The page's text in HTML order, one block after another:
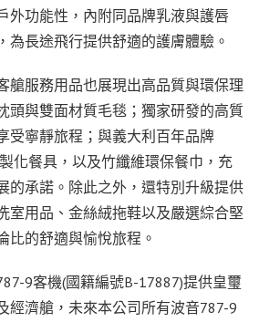
外功能性，內附同品牌乳液與護唇
為長途飛行提供舒適的護膚體驗。
艙服務用品也展現出高品質與環保理
頭與雙面材質毛毯；獨家研發的高質
受寧靜旅程；與義大利百年品牌
化餐具，以及竹纖維環保餐巾，充
的承諾。除此之外，還特別升級提供
室用品、金絲絨拖鞋以及嚴選綜合堅
比的舒適與愉悅旅程。
9客機(國籍編號B-17887)提供皇璽
經濟艙，未來本公司所有波音787-9